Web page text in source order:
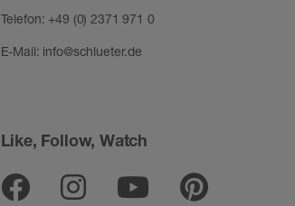
Telefon:+49 (0) 2371 971 0
E-Mail: info@schlueter.de
Like, Follow, Watch
Facebook
Instagram
Youtube